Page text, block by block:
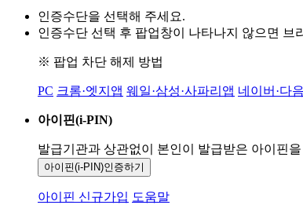
인증수단을 선택해 주세요.
인증수단 선택 후 팝업창이 나타나지 않으면
※ 팝업 차단 해제 방법
PC 크롬·엣지앱 웨일·삼성·사파리앱 네이버·다
아이핀(i-PIN)
발급기관과 상관없이 본인이 발급받은 아이핀
아이핀(i-PIN)인증하기
아이핀 신규가입 도움말